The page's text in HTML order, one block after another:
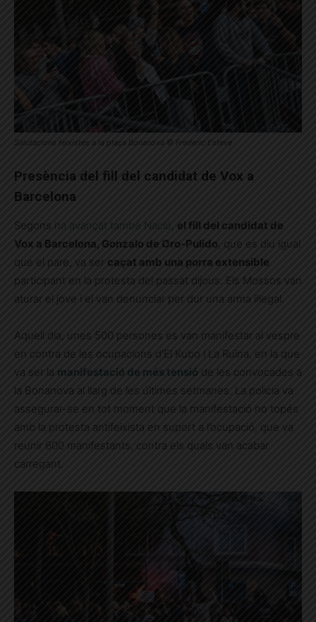
Salutacions feixistes a la plaça Bonanova © Frederic Esteve
Presència del fill del candidat de Vox a
Barcelona
Segons ha avançat també Nació, el fill del candidat de
Vox a Barcelona, Gonzalo de Oro-Pulido , que es diu igual
que el pare, va ser caçat amb una porra extensible
participant en la protesta del passat dijous. Els Mossos van
aturar el jove i el van denunciar per dur una arma il·legal.
Aquell dia, unes 500 persones es van manifestar al vespre
en contra de les ocupacions d’El Kubo i La Ruïna, en la que
va ser la manifestació de més tensió de les convocades a
la Bonanova al llarg de les últimes setmanes. La policia va
assegurar-se en tot moment que la manifestació no topés
amb la protesta antifeixista en suport a l’ocupació, que va
reunir 600 manifestants, contra els quals van acabar
carregant.